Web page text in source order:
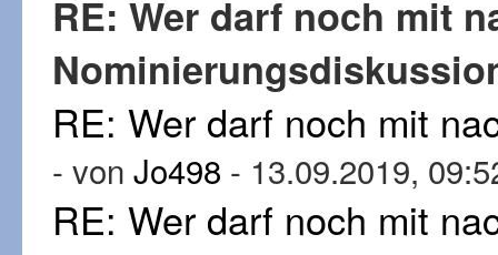
RE: Wer darf noch mit
RE: Wer darf noch mit
- von Jo498 - 13.09.2019,
RE: Wer darf noch mit